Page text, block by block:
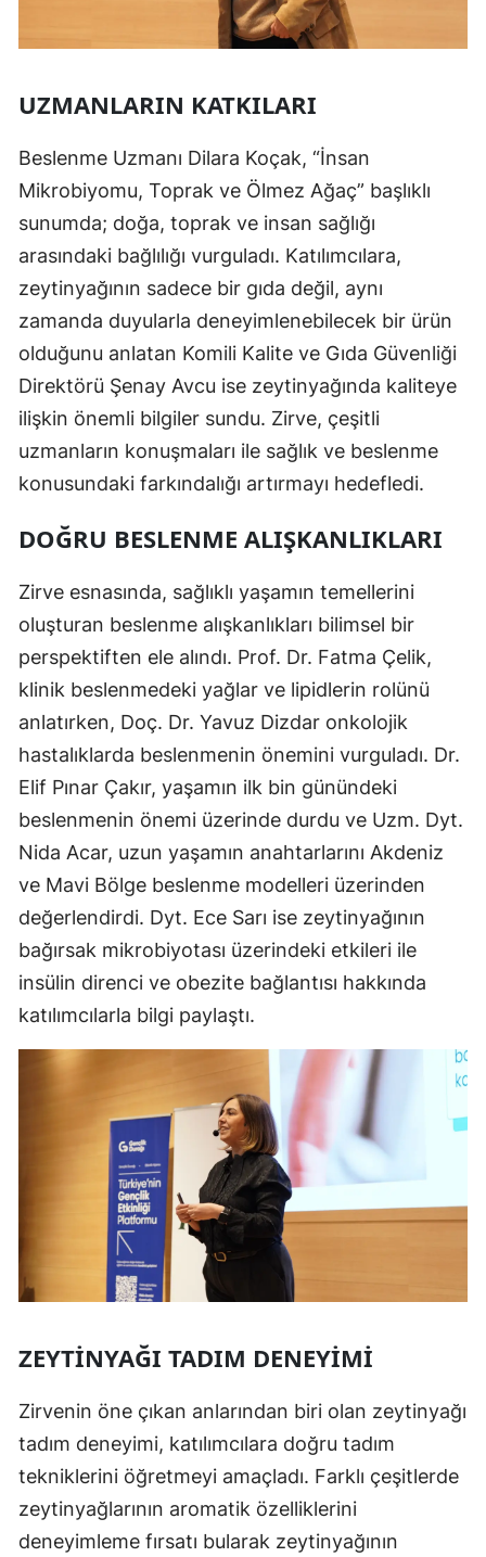
UZMANLARIN KATKILARI
Beslenme Uzmanı Dilara Koçak, “İnsan
Mikrobiyomu, Toprak ve Ölmez Ağaç” başlıklı
sunumda; doğa, toprak ve insan sağlığı
arasındaki bağlılığı vurguladı. Katılımcılara,
zeytinyağının sadece bir gıda değil, aynı
zamanda duyularla deneyimlenebilecek bir ürün
olduğunu anlatan Komili Kalite ve Gıda Güvenliği
Direktörü Şenay Avcu ise zeytinyağında kaliteye
ilişkin önemli bilgiler sundu. Zirve, çeşitli
uzmanların konuşmaları ile sağlık ve beslenme
konusundaki farkındalığı artırmayı hedefledi.
DOĞRU BESLENME ALIŞKANLIKLARI
Zirve esnasında, sağlıklı yaşamın temellerini
oluşturan beslenme alışkanlıkları bilimsel bir
perspektiften ele alındı. Prof. Dr. Fatma Çelik,
klinik beslenmedeki yağlar ve lipidlerin rolünü
anlatırken, Doç. Dr. Yavuz Dizdar onkolojik
hastalıklarda beslenmenin önemini vurguladı. Dr.
Elif Pınar Çakır, yaşamın ilk bin günündeki
beslenmenin önemi üzerinde durdu ve Uzm. Dyt.
Nida Acar, uzun yaşamın anahtarlarını Akdeniz
ve Mavi Bölge beslenme modelleri üzerinden
değerlendirdi. Dyt. Ece Sarı ise zeytinyağının
bağırsak mikrobiyotası üzerindeki etkileri ile
insülin direnci ve obezite bağlantısı hakkında
katılımcılarla bilgi paylaştı.
ZEYTINYAĞI TADIM DENEYIMI
Zirvenin öne çıkan anlarından biri olan zeytinyağı
tadım deneyimi, katılımcılara doğru tadım
tekniklerini öğretmeyi amaçladı. Farklı çeşitlerde
zeytinyağlarının aromatik özelliklerini
deneyimleme fırsatı bularak zeytinyağının